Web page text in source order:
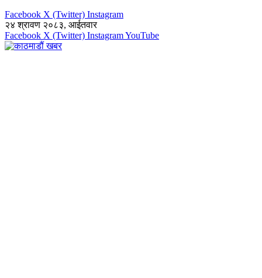
Facebook X (Twitter) Instagram
२४ श्रावण २०८३, आईतवार
Facebook X (Twitter) InstagramYouTube